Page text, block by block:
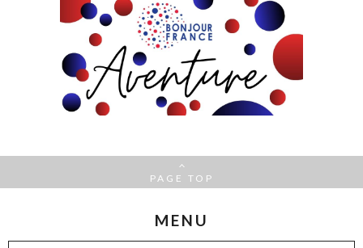
PAGE TOP
MENU